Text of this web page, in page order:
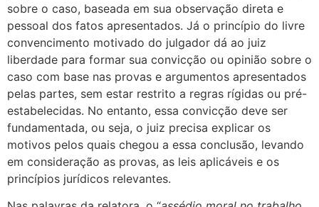
sobre o caso, baseada em sua observação direta e
pessoal dos fatos apresentados. Já o princípio do livre
convencimento motivado do julgador dá ao juiz
liberdade para formar sua convicção ou opinião sobre o
caso com base nas provas e argumentos apresentados
pelas partes, sem estar restrito a regras rígidas ou pré-
estabelecidas. No entanto, essa convicção deve ser
fundamentada, ou seja, o juiz precisa explicar os
motivos pelos quais chegou a essa conclusão, levando
em consideração as provas, as leis aplicáveis e os
princípios jurídicos relevantes.